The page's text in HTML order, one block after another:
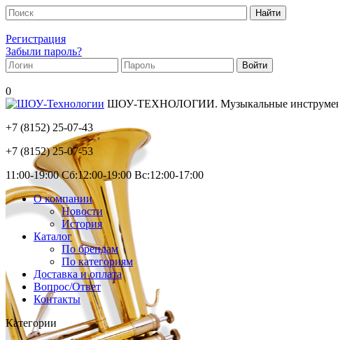
Регистрация
Забыли пароль?
0
ШОУ-ТЕХНОЛОГИИ. Музыкальные
+7 (8152) 25-07-43
+7 (8152)25-07-53
11:00-19:00 Сб:12:00-19:00 Вс:12:00-17:00
О компании
Новости
История
Каталог
По брендам
По категориям
Доставка и оплата
Вопрос/Ответ
Контакты
Категории